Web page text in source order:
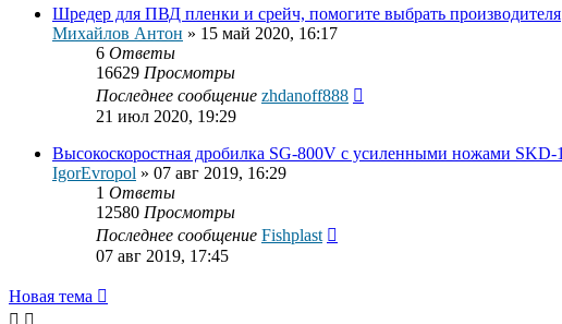
Шредер для ПВД пленки и срейч, помогите выбрать производителя
Михайлов Антон » 15 май 2020, 16:17
6 Ответы
16629 Просмотры
Последнее сообщение zhdanoff888
21 июл 2020, 19:29
Высокоскоростная дробилка SG-800V с усиленными ножами SKD-
IgorEvropol » 07 авг 2019, 16:29
1 Ответы
12580 Просмотры
Последнее сообщение Fishplast
07 авг 2019, 17:45
Новая тема